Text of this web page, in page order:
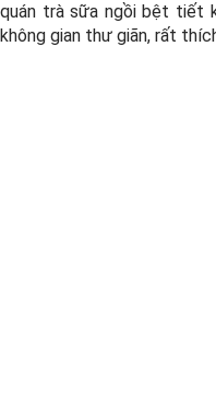
quán trà sữa ngồi bệt tiết
không gian thư giãn, rất